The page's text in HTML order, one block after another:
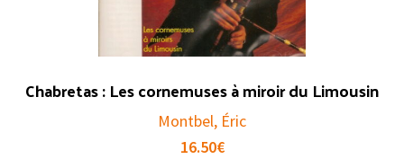
Chabretas : Les cornemuses à miroir du Limousin
Montbel, Éric
16.50€